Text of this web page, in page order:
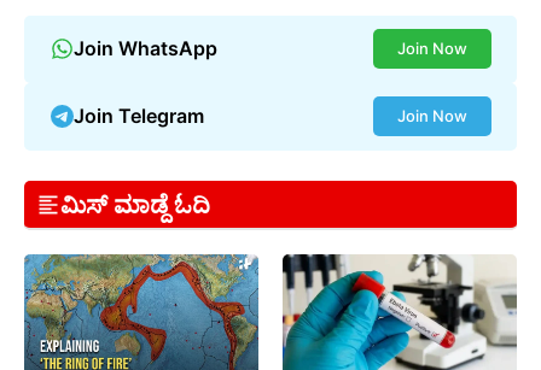
Join WhatsApp Join Now
Join Telegram Join Now
ಮಿಸ್ ಮಾಡ್ದೆ ಓದಿ